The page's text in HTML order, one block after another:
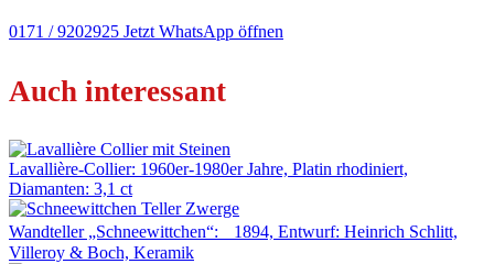
0171 / 9202925 Jetzt WhatsApp öffnen
Auch interessant
Lavallière-Collier: 1960er-1980er Jahre, Platin rhodiniert,
Diamanten: 3,1 ct
Wandteller „Schneewittchen“: 1894, Entwurf: Heinrich Schlitt,
Villeroy & Boch, Keramik